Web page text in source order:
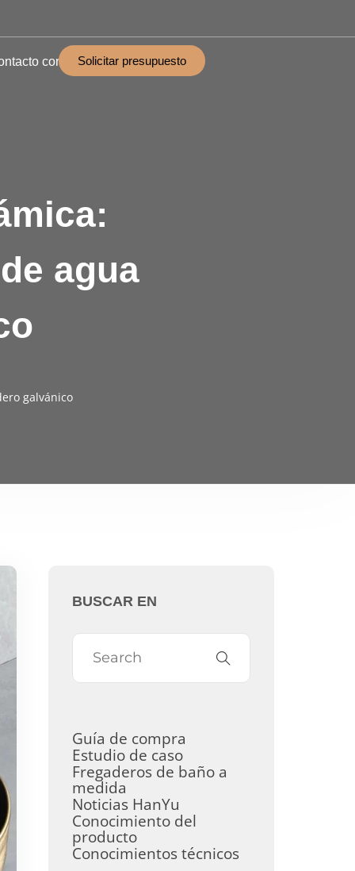
con Solicitar presupuesto
agua
galvánico
BUSCAR EN
Guía de compra
Estudio de caso
Fregaderos de baño a
medida
Noticias HanYu
Conocimiento del
producto
Conocimientos técnicos